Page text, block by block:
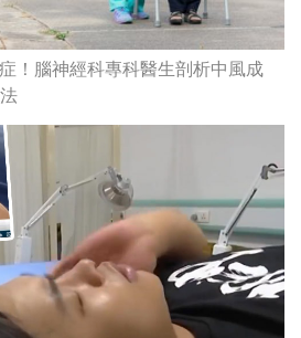
！腦神經科專科醫生剖析中風成